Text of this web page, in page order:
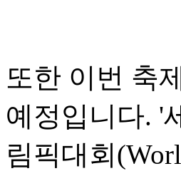
또한 이번 축
예정입니다. '
림픽대회